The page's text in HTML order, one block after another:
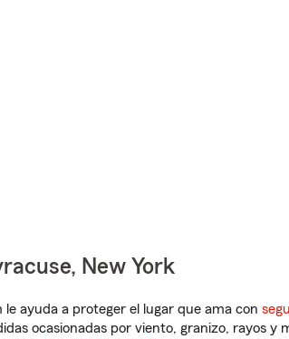
New York
ayuda a proteger el lugar que ama con
ocasionadas por viento, granizo, rayos y